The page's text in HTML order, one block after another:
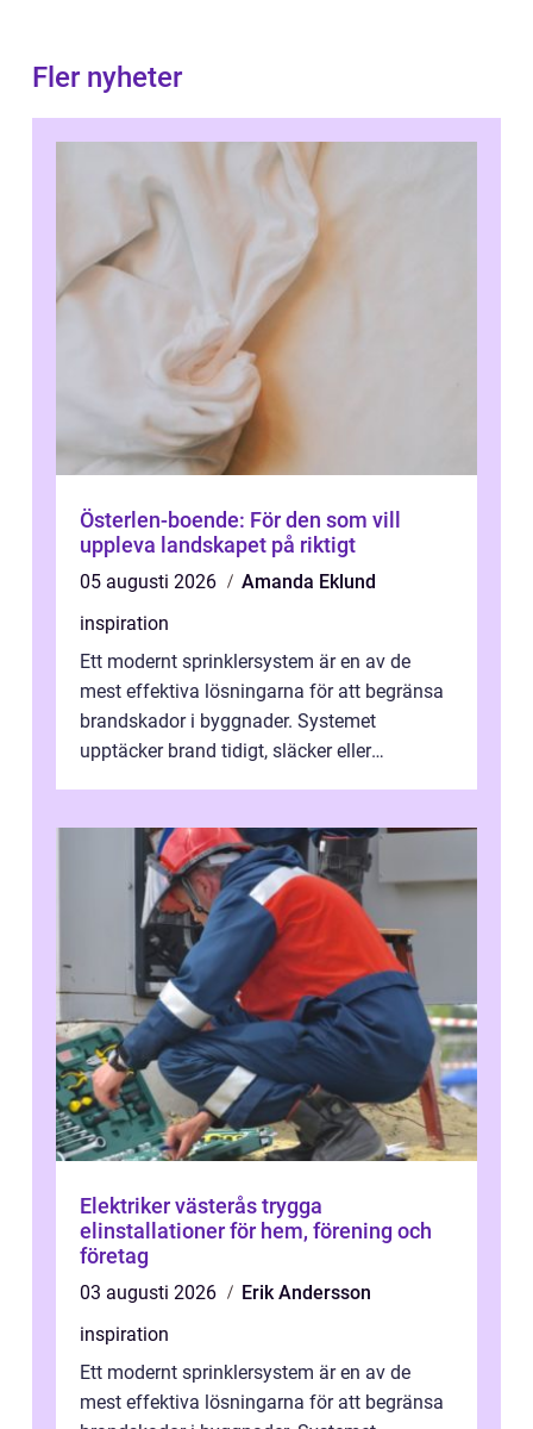
Fler nyheter
Österlen-boende: För den som vill
uppleva landskapet på riktigt
05 augusti 2026
Amanda Eklund
inspiration
Ett modernt sprinklersystem är en av de
mest effektiva lösningarna för att begränsa
brandskador i byggnader. Systemet
upptäcker brand tidigt, släcker eller
Elektriker västerås trygga
elinstallationer för hem, förening och
företag
03 augusti 2026
Erik Andersson
inspiration
Ett modernt sprinklersystem är en av de
mest effektiva lösningarna för att begränsa